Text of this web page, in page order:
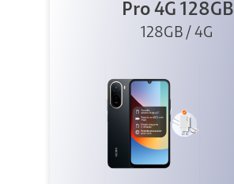
Pro 4G 128GB
Negro +
128GB / 4G